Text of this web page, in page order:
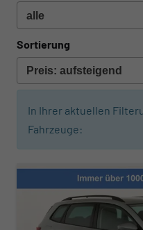
Sortierung
In Ihrer aktuellen
Fahrzeuge: